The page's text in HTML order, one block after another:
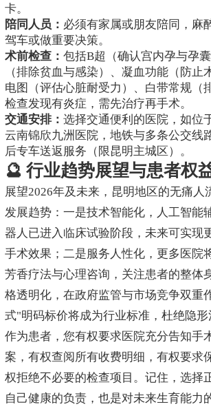
卡。
陪同人员： 必须有家属或朋友陪同，麻
驾车或做重要决策。
术前检查： 包括B超（确认宫内孕与孕
（排除贫血与感染）、凝血功能（防止
电图（评估心脏耐受力）、白带常规（
检查发现有炎症，需先治疗再手术。
交通安排： 选择交通便利的医院，如位
云南锦欣九洲医院，地铁与多条公交线
后专车送返服务（限昆明主城区）。
🔮 行业趋势展望与患者权
展望2026年及未来，昆明地区的无痛人
发展趋势：一是技术智能化，人工智能
器人已进入临床试验阶段，未来可实现
手术效果；二是服务人性化，更多医院
芳香疗法与心理咨询，关注患者的整体
格透明化，在政府监管与市场竞争双重
式"明码标价将成为行业标准，杜绝隐形
作为患者，您有权要求医院充分告知手
案，有权查阅所有收费明细，有权要求
权拒绝不必要的检查项目。记住，选择
自己健康的负责，也是对未来生育能力